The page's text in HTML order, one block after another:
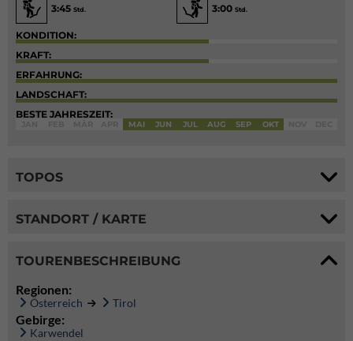
3:45 Std. 3:00 Std.
KONDITION:
KRAFT:
ERFAHRUNG:
LANDSCHAFT:
BESTE JAHRESZEIT:
MAI JUN JUL AUG SEP OKT
TOPOS
STANDORT / KARTE
TOURENBESCHREIBUNG
Regionen:
Österreich Tirol
Gebirge:
Karwendel